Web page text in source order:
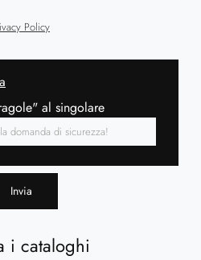
i cataloghi
Policy
al singolare
Invia